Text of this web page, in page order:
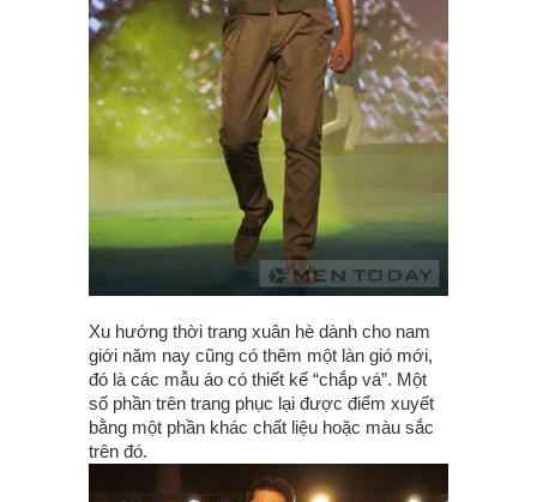
Xu hướng thời trang xuân hè dành cho nam
giới năm nay cũng có thêm một làn gió mới,
đó là các mẫu áo có thiết kế “chắp vá”. Một
số phần trên trang phục lại được điểm xuyết
bằng một phần khác chất liệu hoặc màu sắc
trên đó.